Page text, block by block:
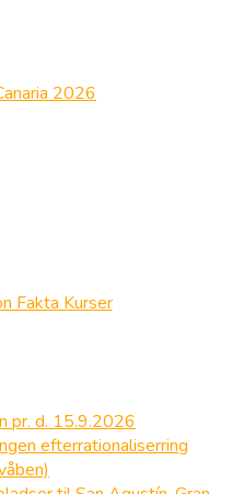
2026
pr. d. 15.9.2026
efterrationaliserring